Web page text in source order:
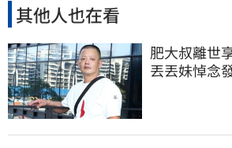
其他人也在看
肥大叔離世
丟丟妹悼念